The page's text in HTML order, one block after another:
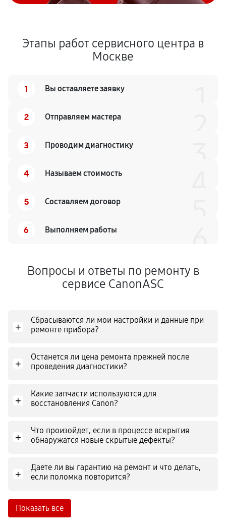
Этапы работ сервисного центра в
Москве
1 Вы оставляете заявку
2 Отправляем мастера
3 Проводим диагностику
4 Называем стоимость
5 Составляем договор
6 Выполняем работы
Вопросы и ответы по ремонту в
сервисе CanonASC
+
Сбрасываются ли мои настройки и данные при
ремонте прибора?
+
Останется ли цена ремонта прежней после
проведения диагностики?
+
Какие запчасти используются для
восстановления Canon?
+
Что произойдет, если в процессе вскрытия
обнаружатся новые скрытые дефекты?
+
Даете ли вы гарантию на ремонт и что делать,
если поломка повторится?
Показать все